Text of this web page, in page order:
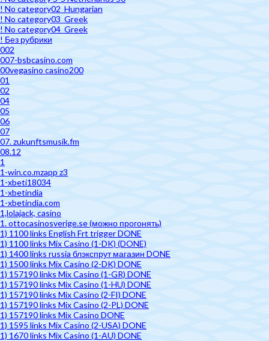
! No category02_Hungarian
! No category03_Greek
! No category04_Greek
! Без рубрики
002
007-bsbcasino.com
00vegasino casino200
01
02
04
05
06
07
07. zukunftsmusik.fm
08.12
1
1-win.co.mzapp z3
1-xbeti18034
1-xbetindia
1-xbetindia.com
1,lolajack, casino
1. ottocasinosverige.se (можно прогонять)
1) 1100 links English Frt trigger DONE
1) 1100 links Mix Casino (1-DK) (DONE)
1) 1400 links russia блэкспрут магазин DONE
1) 1500 links Mix Casino (2-DK) DONE
1) 157190 links Mix Casino (1-GR) DONE
1) 157190 links Mix Casino (1-HU) DONE
1) 157190 links Mix Casino (2-FI) DONE
1) 157190 links Mix Casino (2-PL) DONE
1) 157190 links Mix Casino DONE
1) 1595 links Mix Casino (2-USA) DONE
1) 1670 links Mix Casino (1-AU) DONE